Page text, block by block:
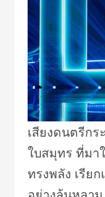
เสียงดนตรีกร
ใบสมุทร ที่มา
ทรงพลัง เรีย